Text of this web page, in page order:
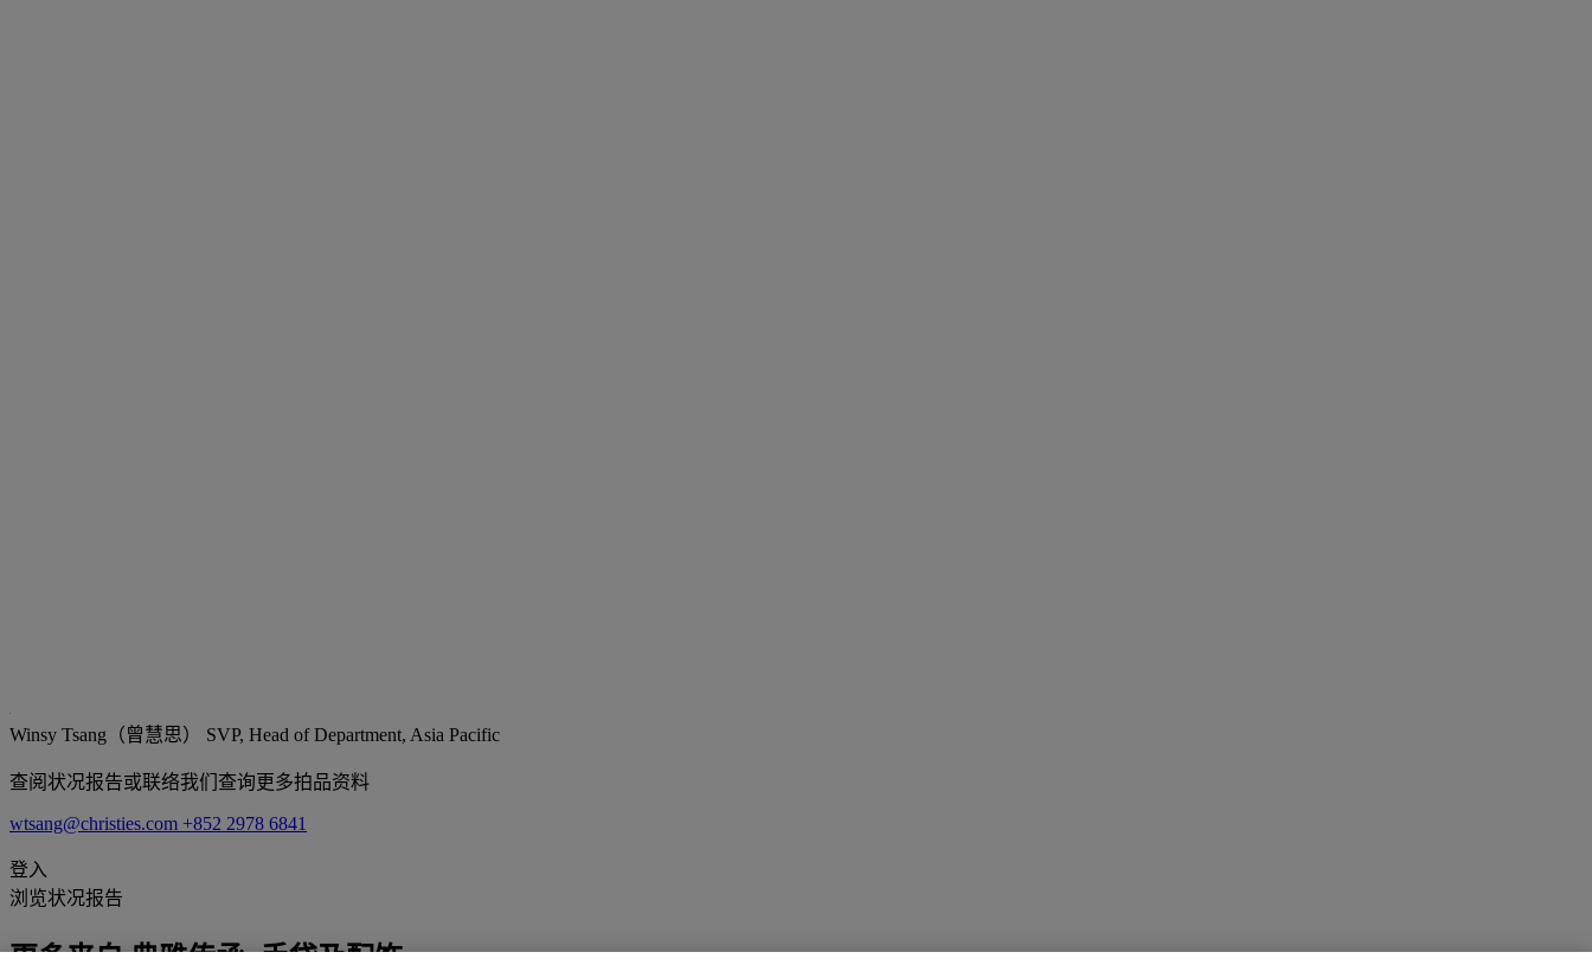
Winsy Tsang（曾慧思） SVP, Head of Department, Asia Pacific
查阅状况报告或联络我们查询更多拍品资料
wtsang@christies.com +852 2978 6841
登入
浏览状况报告
更多来自典雅传承: 手袋及配饰